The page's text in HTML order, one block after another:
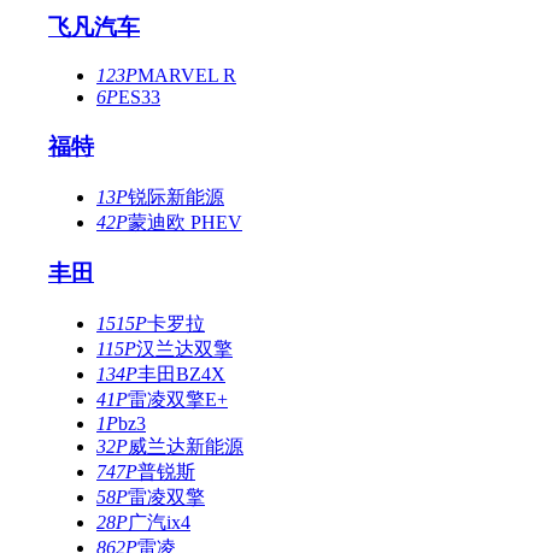
飞凡汽车
123PMARVEL R
6PES33
福特
13P锐际新能源
42P蒙迪欧 PHEV
丰田
1515P卡罗拉
115P汉兰达双擎
134P丰田BZ4X
41P雷凌双擎E+
1Pbz3
32P威兰达新能源
747P普锐斯
58P雷凌双擎
28P广汽ix4
862P雷凌